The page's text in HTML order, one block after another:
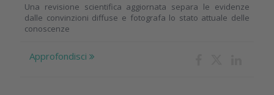
Una revisione scientifica aggiornata separa le evidenze
dalle convinzioni diffuse e fotografa lo stato attuale delle
conoscenze
Approfondisci